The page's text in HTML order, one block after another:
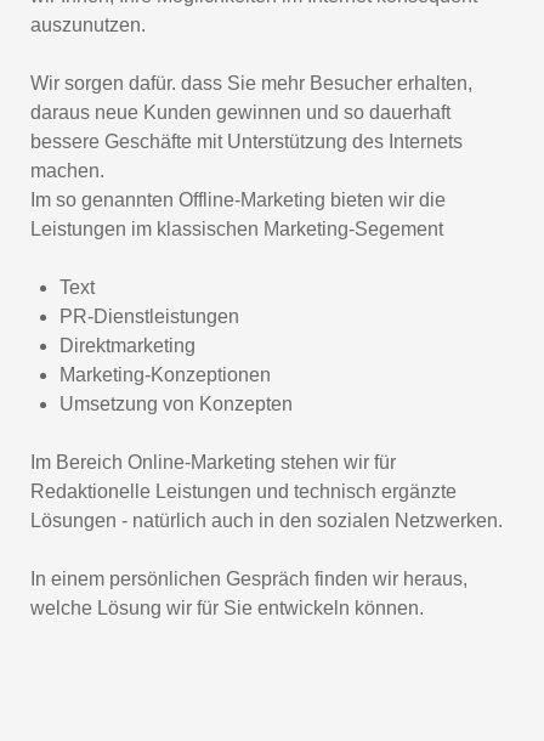
auszunutzen.
Wir sorgen dafür. dass Sie mehr Besucher erhalten,
daraus neue Kunden gewinnen und so dauerhaft
bessere Geschäfte mit Unterstützung des Internets
machen.
Im so genannten Offline-Marketing bieten wir die
Leistungen im klassischen Marketing-Segement
Text
PR-Dienstleistungen
Direktmarketing
Marketing-Konzeptionen
Umsetzung von Konzepten
Im Bereich Online-Marketing stehen wir für
Redaktionelle Leistungen und technisch ergänzte
Lösungen - natürlich auch in den sozialen Netzwerken.
In einem persönlichen Gespräch finden wir heraus,
welche Lösung wir für Sie entwickeln können.